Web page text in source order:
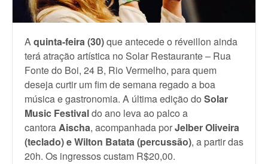
Aquinta-feira (30)que antecede o réveillon ainda
terá atração artística no Solar Restaurante – Rua
Fonte do Boi, 24 B, Rio Vermelho, para quem
deseja curtir um fim de semana regado a boa
música e gastronomia. A última edição do Solar
Music Festivaldo ano leva ao palco a
cantoraAischa, acompanhada porJelber Oliveira
(teclado) e Wilton Batata (percussão), a partir das
20h. Os ingressos custam R$20,00.